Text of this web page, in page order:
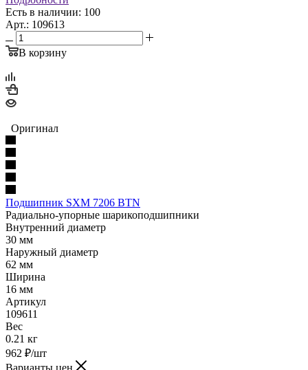
Есть в наличии: 100
Арт.: 109613
В корзину
Оригинал
Подшипник SXM 7206 BTN
Радиально-упорные шарикоподшипники
Внутренний диаметр
30 мм
Наружный диаметр
62 мм
Ширина
16 мм
Артикул
109611
Вес
0.21 кг
962 ₽/шт
Варианты цен